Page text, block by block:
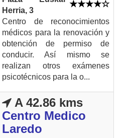
Herria, 3
Centro de reconocimientos
médicos para la renovación y
obtención de permiso de
conducir. Así mismo se
realizan otros exámenes
psicotécnicos para la o...
A 42.86 kms
Centro Medico
Laredo